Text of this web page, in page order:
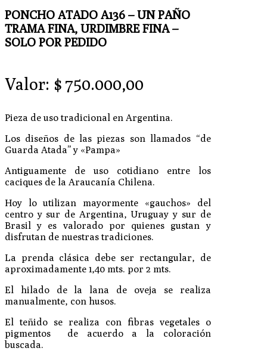
PONCHO ATADO A136 – UN PAÑO
TRAMA FINA, URDIMBRE FINA –
SOLO POR PEDIDO
Valor: $ 750.000,00
Pieza de uso tradicional en Argentina.
Los diseños de las piezas son llamados “de
Guarda Atada” y «Pampa»
Antiguamente de uso cotidiano entre los
caciques de la Araucanía Chilena.
Hoy lo utilizan mayormente «gauchos» del
centro y sur de Argentina, Uruguay y sur de
Brasil y es valorado por quienes gustan y
disfrutan de nuestras tradiciones.
La prenda clásica debe ser rectangular, de
aproximadamente 1,40 mts. por 2 mts.
El hilado de la lana de oveja se realiza
manualmente, con husos.
El teñido se realiza con fibras vegetales o
pigmentos de acuerdo a la coloración
buscada.